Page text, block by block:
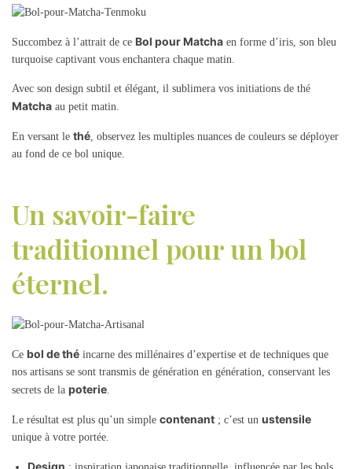
Succombez à l’attrait de ce Bol pour Matcha en forme d’iris, son bleu
turquoise captivant vous enchantera chaque matin.
Avec son design subtil et élégant, il sublimera vos initiations de thé
Matcha au petit matin.
En versant le thé , observez les multiples nuances de couleurs se déployer
au fond de ce bol unique.
Un savoir-faire
traditionnel pour un bol
éternel.
Ce bol de thé incarne des millénaires d’expertise et de techniques que
nos artisans se sont transmis de génération en génération, conservant les
secrets de la poterie.
Le résultat est plus qu’un simple contenant ; c’est un ustensile
unique à votre portée.